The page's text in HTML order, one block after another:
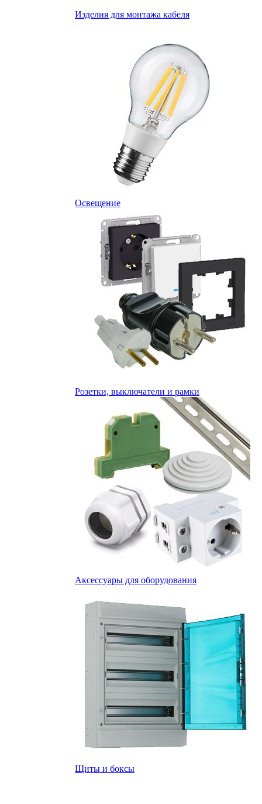
Изделия для монтажа кабеля
Освещение
Розетки, выключатели и рамки
Аксессуары для оборудования
Щиты и боксы